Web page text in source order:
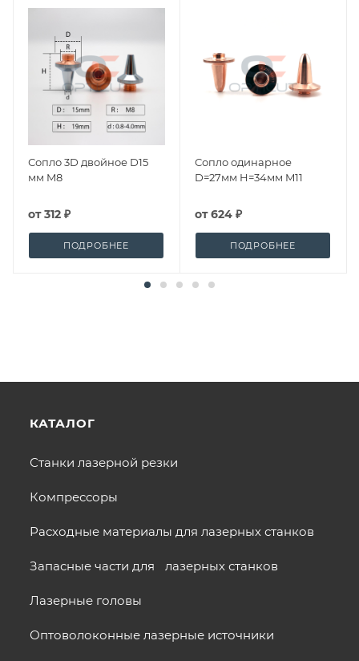
Сопло 3D двойное D15
мм M8
от312 ₽
ПОДРОБНЕЕ
Сопло одинарное
D=27мм H=34мм M11
от624 ₽
ПОДРОБНЕЕ
КАТАЛОГ
Станки лазерной резки
Компрессоры
Расходные материалы для лазерных станков
Запасные части для лазерных станков
Лазерные головы
Оптоволоконные лазерные источники